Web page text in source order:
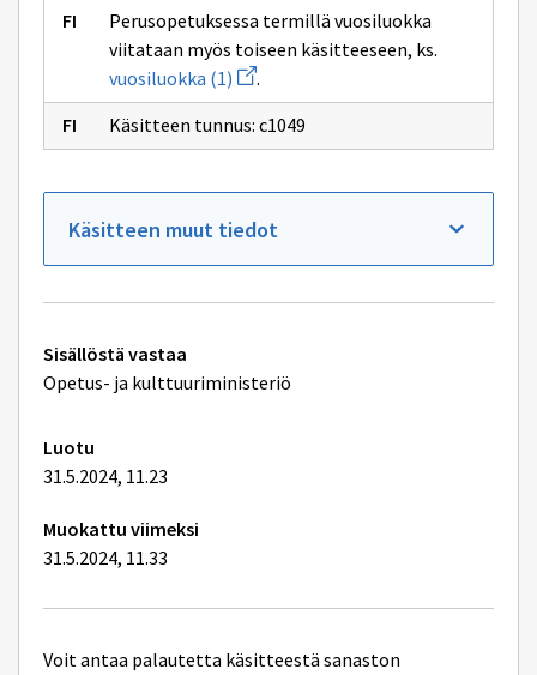
Perusopetuksessa termillä vuosiluokka
viitataan myös toiseen käsitteeseen, ks.
vuosiluokka (1) Avaa
uuden
ikkunan
sivulle
vuosiluokka
.
Käsitteen tunnus: c1049
Käsitteen muut tiedot
Tekniset
lisätiedot
Sisällöstä vastaa
Opetus- ja kulttuuriministeriö
Luotu
31.5.2024, 11.23
Muokattu viimeksi
31.5.2024, 11.33
Voit antaa palautetta käsitteestä sanaston